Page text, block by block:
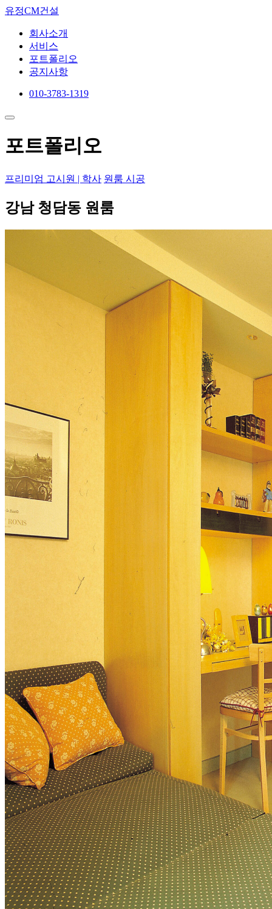
유정CM건설
회사소개
서비스
포트폴리오
공지사항
010-3783-1319
포트폴리오
프리미엄 고시원 | 학사 원룸 시공
강남 청담동 원룸